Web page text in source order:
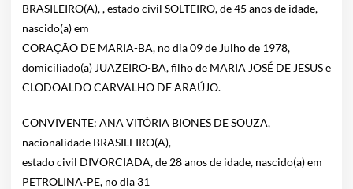
BRASILEIRO(A), , estado civil SOLTEIRO, de 45 anos de idade,
nascido(a) em
CORAÇÃO DE MARIA-BA, no dia 09 de Julho de 1978,
domiciliado(a) JUAZEIRO-BA, filho de MARIA JOSÉ DE JESUS e
CLODOALDO CARVALHO DE ARAÚJO.
CONVIVENTE: ANA VITÓRIA BIONES DE SOUZA,
nacionalidade BRASILEIRO(A),
estado civil DIVORCIADA, de 28 anos de idade, nascido(a) em
PETROLINA-PE, no dia 31